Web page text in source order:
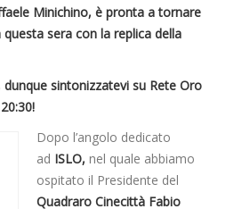
Minichino, è pronta a tornare
sera con la replica della
sintonizzatevi su Rete Oro
Dopo l’angolo dedicato
ad ISLO, nel quale abbiamo
ospitato il Presidente del
Quadraro Cinecittà Fabio